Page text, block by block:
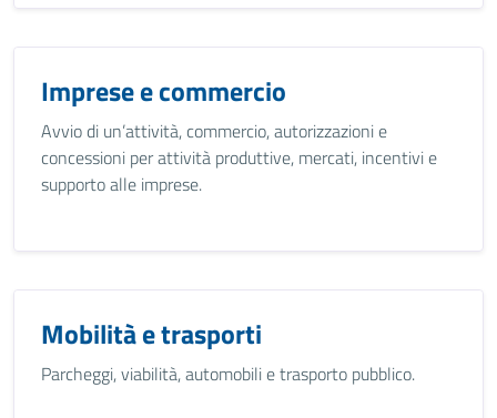
Imprese e commercio
Avvio di un’attività, commercio, autorizzazioni e
concessioni per attività produttive, mercati, incentivi e
supporto alle imprese.
Mobilità e trasporti
Parcheggi, viabilità, automobili e trasporto pubblico.